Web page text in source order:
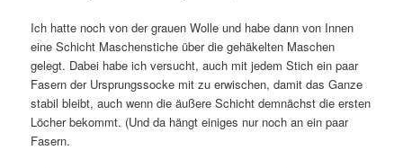
Ich hatte noch von der grauen Wolle und habe dann von Innen
eine Schicht Maschenstiche über die gehäkelten Maschen
gelegt. Dabei habe ich versucht, auch mit jedem Stich ein paar
Fasern der Ursprungssocke mit zu erwischen, damit das Ganze
stabil bleibt, auch wenn die äußere Schicht demnächst die ersten
Löcher bekommt. (Und da hängt einiges nur noch an ein paar
Fasern.